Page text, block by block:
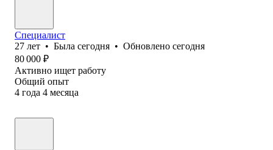
Специалист
27 лет • Была сегодня • Обновлено сегодня
80 000 ₽
Активно ищет работу
Общий опыт
4 года 4 месяца